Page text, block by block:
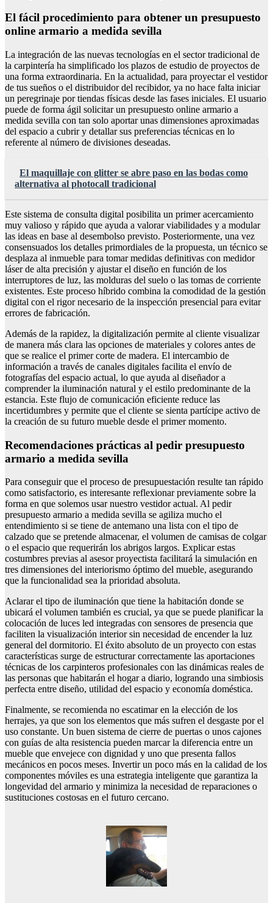
El fácil procedimiento para obtener un presupuesto
online armario a medida sevilla
La integración de las nuevas tecnologías en el sector tradicional de
la carpintería ha simplificado los plazos de estudio de proyectos de
una forma extraordinaria. En la actualidad, para proyectar el vestidor
de tus sueños o el distribuidor del recibidor, ya no hace falta iniciar
un peregrinaje por tiendas físicas desde las fases iniciales. El usuario
puede de forma ágil solicitar un presupuesto online armario a
medida sevilla con tan solo aportar unas dimensiones aproximadas
del espacio a cubrir y detallar sus preferencias técnicas en lo
referente al número de divisiones deseadas.
El maquillaje con glitter se abre paso en las bodas como
alternativa al photocall tradicional
Este sistema de consulta digital posibilita un primer acercamiento
muy valioso y rápido que ayuda a valorar viabilidades y a modular
las ideas en base al desembolso previsto. Posteriormente, una vez
consensuados los detalles primordiales de la propuesta, un técnico se
desplaza al inmueble para tomar medidas definitivas con medidor
láser de alta precisión y ajustar el diseño en función de los
interruptores de luz, las molduras del suelo o las tomas de corriente
existentes. Este proceso híbrido combina la comodidad de la gestión
digital con el rigor necesario de la inspección presencial para evitar
errores de fabricación.
Además de la rapidez, la digitalización permite al cliente visualizar
de manera más clara las opciones de materiales y colores antes de
que se realice el primer corte de madera. El intercambio de
información a través de canales digitales facilita el envío de
fotografías del espacio actual, lo que ayuda al diseñador a
comprender la iluminación natural y el estilo predominante de la
estancia. Este flujo de comunicación eficiente reduce las
incertidumbres y permite que el cliente se sienta partícipe activo de
la creación de su futuro mueble desde el primer momento.
Recomendaciones prácticas al pedir presupuesto
armario a medida sevilla
Para conseguir que el proceso de presupuestación resulte tan rápido
como satisfactorio, es interesante reflexionar previamente sobre la
forma en que solemos usar nuestro vestidor actual. Al pedir
presupuesto armario a medida sevilla se agiliza mucho el
entendimiento si se tiene de antemano una lista con el tipo de
calzado que se pretende almacenar, el volumen de camisas de colgar
o el espacio que requerirán los abrigos largos. Explicar estas
costumbres previas al asesor proyectista facilitará la simulación en
tres dimensiones del interiorismo óptimo del mueble, asegurando
que la funcionalidad sea la prioridad absoluta.
Aclarar el tipo de iluminación que tiene la habitación donde se
ubicará el volumen también es crucial, ya que se puede planificar la
colocación de luces led integradas con sensores de presencia que
faciliten la visualización interior sin necesidad de encender la luz
general del dormitorio. El éxito absoluto de un proyecto con estas
características surge de estructurar correctamente las aportaciones
técnicas de los carpinteros profesionales con las dinámicas reales de
las personas que habitarán el hogar a diario, logrando una simbiosis
perfecta entre diseño, utilidad del espacio y economía doméstica.
Finalmente, se recomienda no escatimar en la elección de los
herrajes, ya que son los elementos que más sufren el desgaste por el
uso constante. Un buen sistema de cierre de puertas o unos cajones
con guías de alta resistencia pueden marcar la diferencia entre un
mueble que envejece con dignidad y uno que presenta fallos
mecánicos en pocos meses. Invertir un poco más en la calidad de los
componentes móviles es una estrategia inteligente que garantiza la
longevidad del armario y minimiza la necesidad de reparaciones o
sustituciones costosas en el futuro cercano.